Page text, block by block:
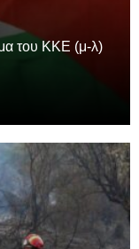
του ΚΚΕ (μ-λ)